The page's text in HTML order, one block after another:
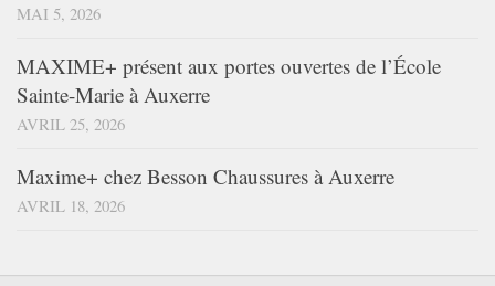
MAI 5, 2026
MAXIME+ présent aux portes ouvertes de l’École
Sainte-Marie à Auxerre
AVRIL 25, 2026
Maxime+ chez Besson Chaussures à Auxerre
AVRIL 18, 2026